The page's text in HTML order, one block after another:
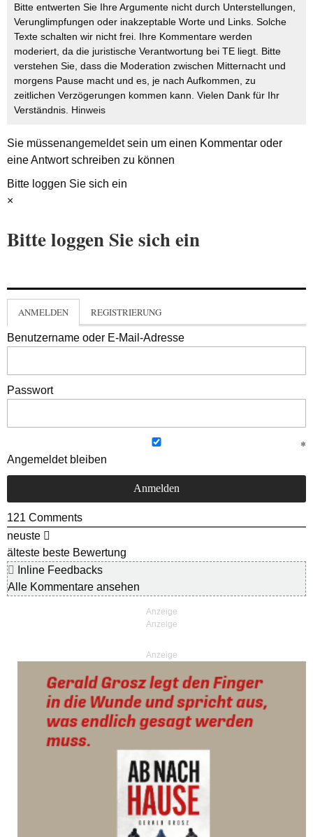
Bitte entwerten Sie Ihre Argumente nicht durch Unterstellungen,
Verunglimpfungen oder inakzeptable Worte und Links. Solche
Texte schalten wir nicht frei. Ihre Kommentare werden
moderiert, da die juristische Verantwortung bei TE liegt. Bitte
verstehen Sie, dass die Moderation zwischen Mitternacht und
morgens Pause macht und es, je nach Aufkommen, zu
zeitlichen Verzögerungen kommen kann. Vielen Dank für Ihr
Verständnis. Hinweis
Sie müssenangemeldetsein um einen Kommentar oder
eine Antwort schreiben zu können
Bitte loggen Sie sich ein
×
Bitte loggen Sie sich ein
ANMELDEN REGISTRIERUNG
Benutzername oder E-Mail-Adresse
Passwort
Angemeldet bleiben
121 Comments
neuste
älteste beste Bewertung
Inline Feedbacks
Alle Kommentare ansehen
Anzeige